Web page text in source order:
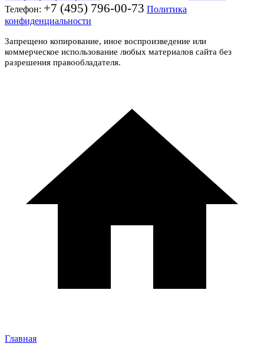
Телефон: +7 (495) 796-00-73 Политика
конфиденциальности
Запрещено копирование, иное воспроизведение или
коммерческое использование любых материалов сайта без
разрешения правообладателя.
Главная